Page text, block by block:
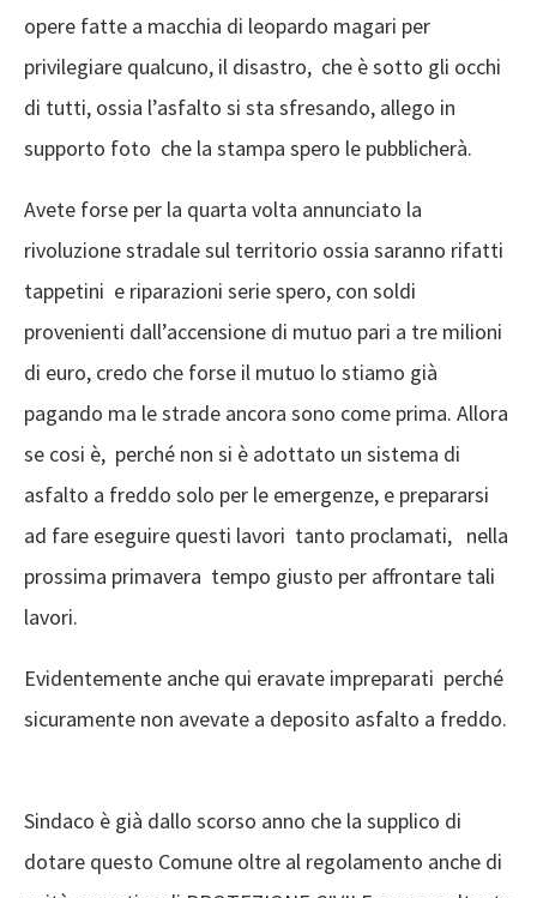
opere fatte a macchia di leopardo magari per
privilegiare qualcuno, il disastro, che è sotto gli occhi
di tutti, ossia l’asfalto si sta sfresando, allego in
supporto foto che la stampa spero le pubblicherà.
Avete forse per la quarta volta annunciato la
rivoluzione stradale sul territorio ossia saranno rifatti
tappetini e riparazioni serie spero, con soldi
provenienti dall’accensione di mutuo pari a tre milioni
di euro, credo che forse il mutuo lo stiamo già
pagando ma le strade ancora sono come prima. Allora
se cosi è, perché non si è adottato un sistema di
asfalto a freddo solo per le emergenze, e prepararsi
ad fare eseguire questi lavori tanto proclamati, nella
prossima primavera tempo giusto per affrontare tali
lavori.
Evidentemente anche qui eravate impreparati perché
sicuramente non avevate a deposito asfalto a freddo.
Sindaco è già dallo scorso anno che la supplico di
dotare questo Comune oltre al regolamento anche di